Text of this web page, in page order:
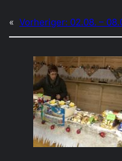
« Vorheriger: 02.08. –